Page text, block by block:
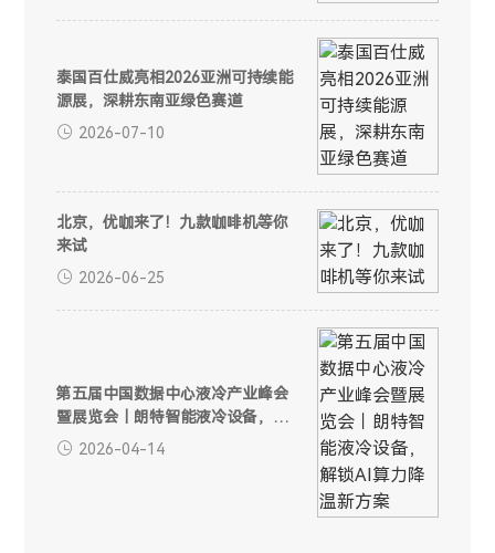
泰国百仕威亮相2026亚洲可持续能
源展，深耕东南亚绿色赛道
2026-07-10
北京，优咖来了！九款咖啡机等你
来试
2026-06-25
第五届中国数据中心液冷产业峰会
暨展览会｜朗特智能液冷设备，解
锁AI算力降温新方案
2026-04-14